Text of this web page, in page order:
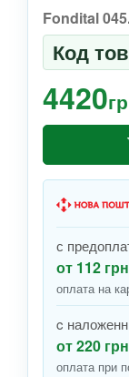
Fondital
Код
4420
с
от 112
оплата на
c
от 220
оплата при